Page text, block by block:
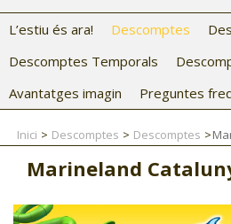
CJ
CJ
CJ SALUT
L’estiu és ara! Descomptes
Descomptes Temporals
Avantatges imagin
Preguntes
Inici Descomptes Descomptes
Marineland